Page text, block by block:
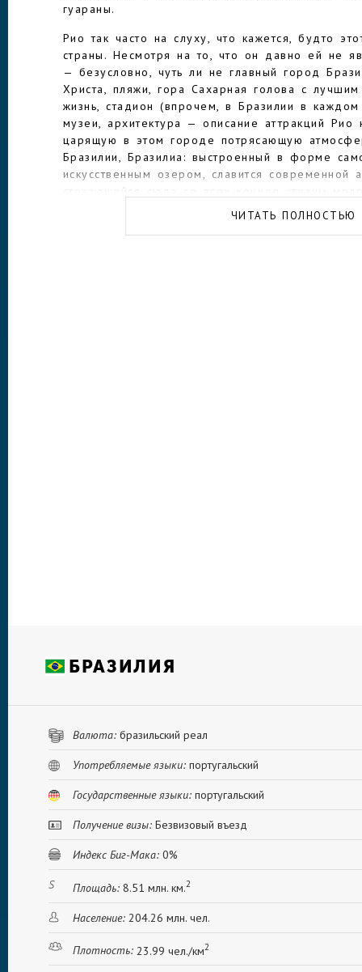
гуараны.
Рио так часто на слуху, что кажется, будто
страны. Несмотря на то, что он давно ей не
— безусловно, чуть ли не главный город
Христа, пляжи, гора Сахарная голова с
жизнь, стадион (впрочем, в Бразилии в
музеи, архитектура — описание аттракций Рио
царящую в этом городе потрясающую
Бразилии, Бразилиа: выстроенный в форме
искусственным озером, славится современной
стекающейся сюда со всех концов страны
превращает столичную жизнь в игристый
ЧИТАТЬ ПОЛНОСТЬЮ
БРАЗИЛИЯ
Валюта: бразильский реал
Употребляемые языки: португальский
Государственные языки: португальский
Получение визы: Безвизовый въезд
Индекс Биг-Мака: 0%
Площадь: 8.51 млн. км.2
Население: 204.26 млн. чел.
Плотность: 23.99 чел./км2